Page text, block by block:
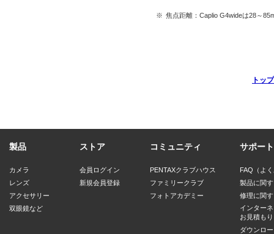
※ 焦点距離：Caplio G4wideは28～
トップ
製品
カメラ
レンズ
アクセサリー
双眼鏡など
ストア
会員ログイン
新規会員登録
コミュニティ
PENTAXクラブハウス
ファミリークラブ
フォトアカデミー
サポート
FAQ（よ
製品に関
修理に関
インター
お見積もり
ダウンロ